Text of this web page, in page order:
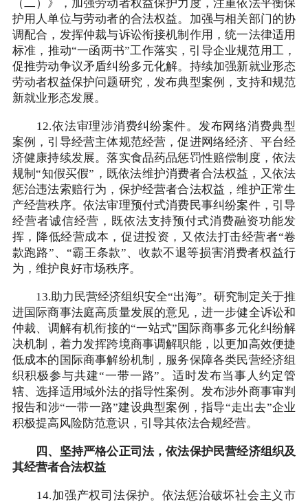
（二）》，加强劳动者权益保护力度，注重依法平衡保
护用人单位与劳动者的合法权益。加强与相关部门的协
调配合，发挥仲裁与诉讼衔接机制作用，统一法律适用
标准，推动“一函两书”工作落实，引导企业规范用工，
促推劳动争议矛盾纠纷多元化解。持续加强新就业形态
劳动者权益保护问题研究，发布典型案例，支持和规范
新就业形态发展。
12.依法审理涉消费纠纷案件。发布网络消费典型
案例，引导经营主体规范经营，促进网络经济、平台经
济健康持续发展。落实食品药品惩罚性赔偿制度，依法
规制“知假买假”，既依法维护消费者合法权益，又依法
惩治违法索赔行为，保护经营者合法权益，维护正常生
产经营秩序。依法审理预付式消费民事纠纷案件，引导
经营者诚信经营，既依法支持预付式消费融资功能发
挥，降低经营成本，促进投资，又依法打击经营者“卷
款跑路”、“霸王条款”、收款不退等损害消费者权益行
为，维护良好市场秩序。
13.助力民营经济组织安全“出海”。研究制定关于推
进国际商事法庭高质量发展的意见，进一步健全诉讼和
仲裁、调解有机衔接的“一站式”国际商事多元化纠纷解
决机制，着力发挥跨境商事调解职能，以更加高效便捷
低成本的国际商事解纷机制，服务保障各类民营经济组
织积极参与共建“一带一路”。适时发布当事人约定管
辖、选择适用域外法的指导性案例。发布涉外商事审判
报告和涉“一带一路”建设典型案例，指导“走出去”企业
积极提高风险防范意识，引导其依法合规经营。
四、坚持严格公正司法，依法保护民营经济组织及
其经营者合法权益
14.加强产权司法保护。依法惩治破坏社会主义市